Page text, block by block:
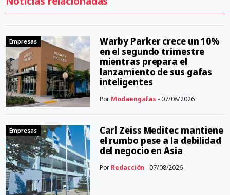
Empresas
Warby Parker crece un 10%
en el segundo trimestre
mientras prepara el
lanzamiento de sus gafas
inteligentes
Por Modaengafas - 07/08/2026
Empresas
Carl Zeiss Meditec mantiene
el rumbo pese a la debilidad
del negocio en Asia
Por Redacción - 07/08/2026